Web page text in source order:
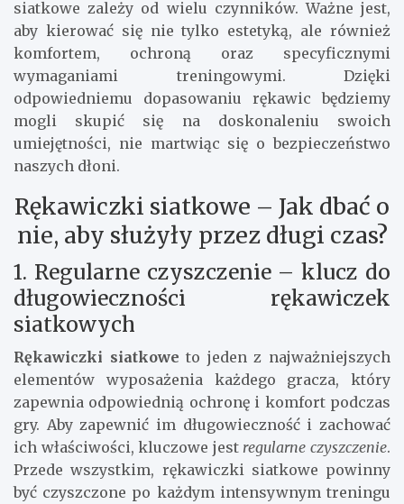
siatkowe zależy od wielu czynników. Ważne jest,
aby kierować się nie tylko estetyką, ale również
komfortem, ochroną oraz specyficznymi
wymaganiami treningowymi. Dzięki
odpowiedniemu dopasowaniu rękawic będziemy
mogli skupić się na doskonaleniu swoich
umiejętności, nie martwiąc się o bezpieczeństwo
naszych dłoni.
Rękawiczki siatkowe – Jak dbać o
nie, aby służyły przez długi czas?
1. Regularne czyszczenie – klucz do
długowieczności rękawiczek
siatkowych
Rękawiczki siatkowe to jeden z najważniejszych
elementów wyposażenia każdego gracza, który
zapewnia odpowiednią ochronę i komfort podczas
gry. Aby zapewnić im długowieczność i zachować
ich właściwości, kluczowe jest regularne czyszczenie.
Przede wszystkim, rękawiczki siatkowe powinny
być czyszczone po każdym intensywnym treningu